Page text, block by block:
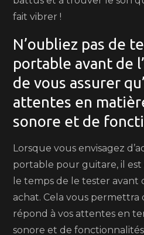
fait vibrer !
N’oubliez pas de
portable avant de
de vous assurer
attentes en
sonore et de
Lorsque vous envisagez
portable pour guitare, il
le temps de le tester avant
achat. Cela vous permettra
répond à vos attentes en
sonore et de